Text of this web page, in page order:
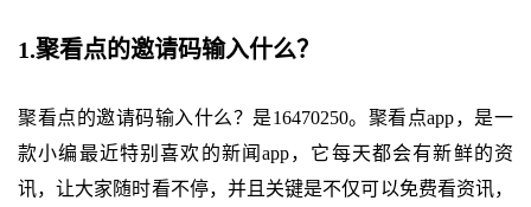
1.聚看点的邀请码输入什么？
聚看点的邀请码输入什么？是16470250。聚看点app，是一
款小编最近特别喜欢的新闻app，它每天都会有新鲜的资
讯，让大家随时看不停，并且关键是不仅可以免费看资讯，